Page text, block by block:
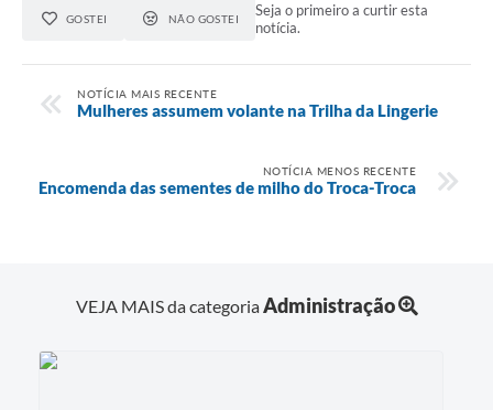
GOSTEI NÃO GOSTEI
Seja o primeiro a curtir esta
notícia.
NOTÍCIA MAIS RECENTE
Mulheres assumem volante na Trilha da Lingerie
NOTÍCIA MENOS RECENTE
Encomenda das sementes de milho do Troca-Troca
VEJA MAIS da categoriaAdministração